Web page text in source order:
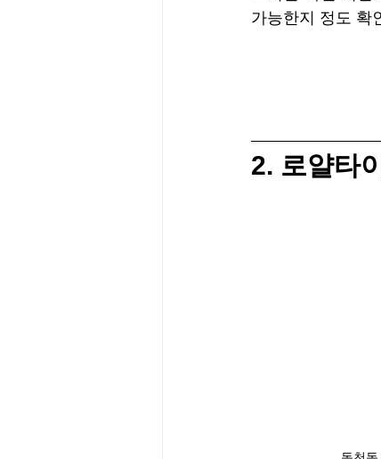
가능한지 정도 확
2. 로얄타이